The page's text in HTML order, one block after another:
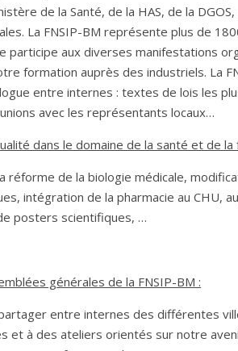
de la Santé, de la HAS, de la
La FNSIP-BM représente plus de
participe aux diverses manifestations
formation auprès des industriels. La
entre internes : textes de lois les
avec les représentants locaux…
dans le domaine de la santé et de
réforme de la biologie médicale,
intégration de la pharmacie au CHU,
posters scientifiques, …
générales de la FNSIP-BM :
entre internes des différentes
et à des ateliers orientés sur notre